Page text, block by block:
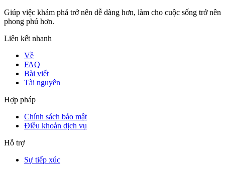
Giúp việc khám phá trở nên dễ dàng hơn, làm cho cuộc sống trở nên
phong phú hơn.
Liên kết nhanh
Về
FAQ
Bài viết
Tài nguyên
Hợp pháp
Chính sách bảo mật
Điều khoản dịch vụ
Hỗ trợ
Sự tiếp xúc